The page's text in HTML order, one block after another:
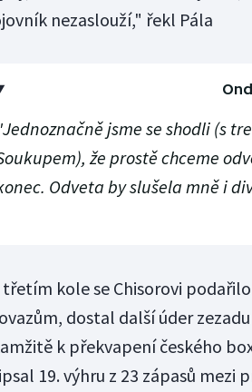
nezaslouží," řekl Pála
jsme se shodli (s
že prostě chceme
Odveta by slušela mně i
třetím kole se Chisorovi
dostal další úder
k překvapení českého
19. výhru z 23 zápasů mezi